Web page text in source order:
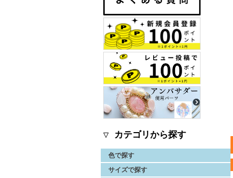
▽ カテゴリから探す
色で探す
サイズで探す